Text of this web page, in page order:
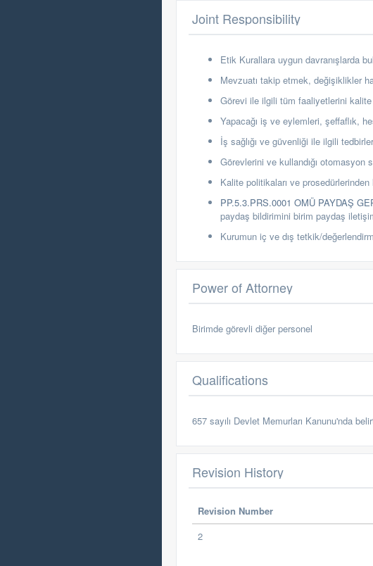
Joint Responsibility
Etik Kurallara uygun davranışlarda
Mevzuatı takip etmek, değişiklikler
Görevi ile ilgili tüm faaliyetlerini
Yapacağı iş ve eylemleri, şeffaflık,
İş sağlığı ve güvenliği ile ilgili
Görevlerini ve kullandığı otomasyon
Kalite politikaları ve
PP.5.3.PRS.0001 OMÜ PAYDAŞ
paydaş bildirimini birim paydaş
Kurumun iç ve dış tetkik/
Power of Attorney
Birimde görevli diğer personel
Qualifications
657 sayılı Devlet Memurları Kanunu'nda
Revision History
Revision Number
2